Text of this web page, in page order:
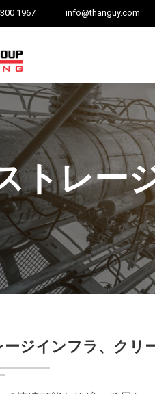
1967 info@thanguy.com
トレー
ージインフラ、クリ